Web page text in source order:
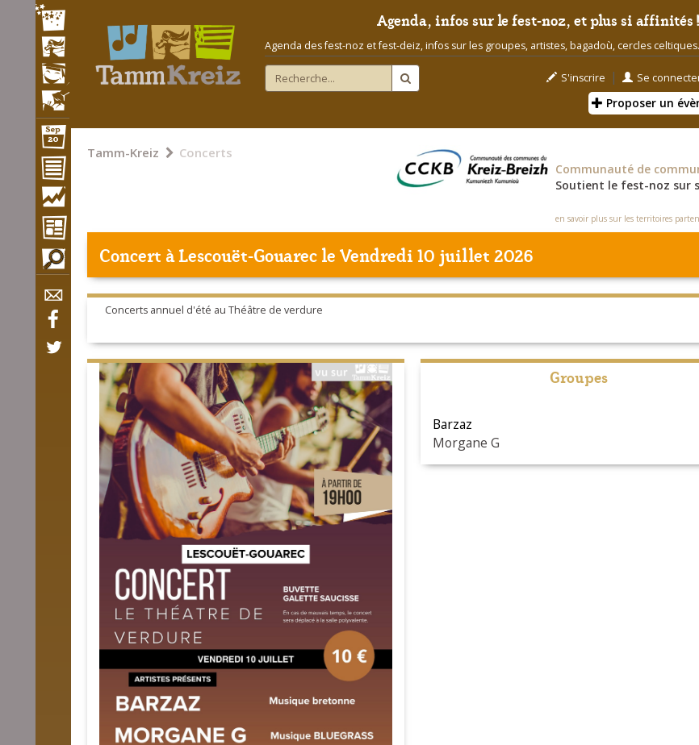
Agenda, infos sur le fest-noz, et plus si affinités !
Agenda des fest-noz et fest-deiz, infos sur les groupes, artistes, bagadoù, cercles
S'inscrire | Se
Proposer un
Tamm-Kreiz Concerts
Communauté de
Soutient le fest-noz sur
en savoir plus sur les territoires
Concert àLescouët-Gouarecle Vendredi 10 juillet 2026
Concerts annuel d'été au Théâtre de verdure
Groupes
Barzaz
Morgane G